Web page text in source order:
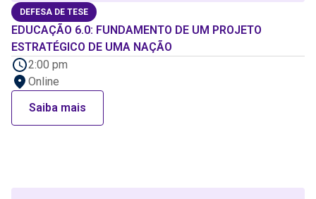
DEFESA DE TESE
EDUCAÇÃO 6.0: FUNDAMENTO DE UM PROJETO
ESTRATÉGICO DE UMA NAÇÃO
2:00 pm
Online
Saiba mais